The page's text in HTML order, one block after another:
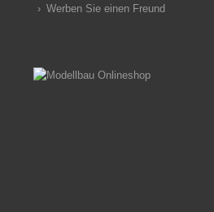
Werben Sie einen Freund